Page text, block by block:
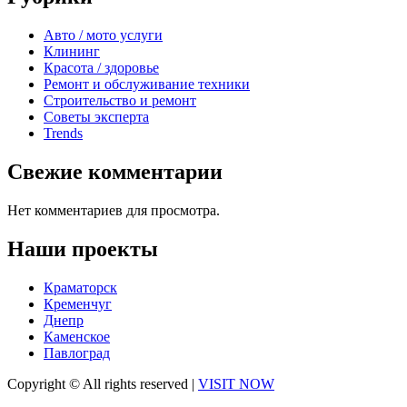
Авто / мото услуги
Клининг
Красота / здоровье
Ремонт и обслуживание техники
Строительство и ремонт
Советы эксперта
Trends
Свежие комментарии
Нет комментариев для просмотра.
Наши проекты
Краматорск
Кременчуг
Днепр
Каменское
Павлоград
Copyright © All rights reserved | VISIT NOW